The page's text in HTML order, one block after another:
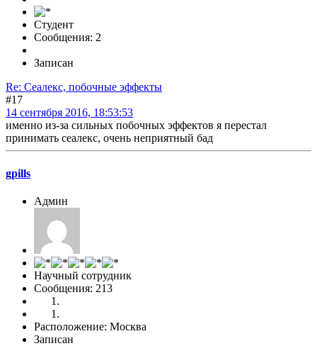
Студент
Сообщения: 2
Записан
Re: Сеалекс, побочные эффекты
#17
14 сентября 2016, 18:53:53
именно из-за сильных побочных эффектов я перестал
принимать сеалекс, очень неприятный бад
gpills
Админ
Научный сотрудник
Сообщения: 213
Расположение: Москва
Записан